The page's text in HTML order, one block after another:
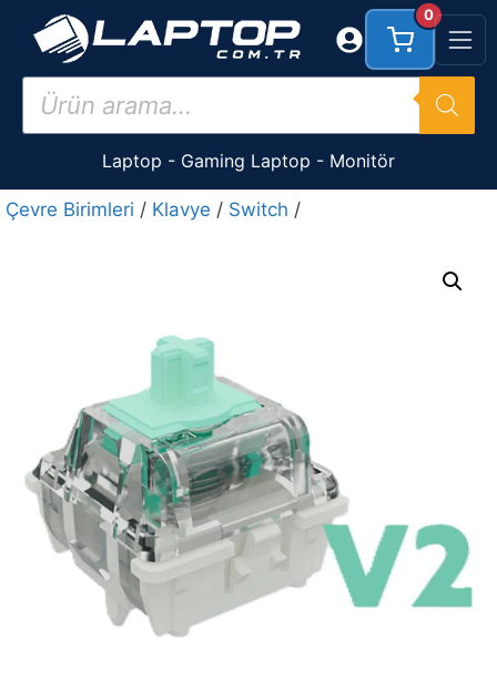
İçeriğe
Products
search
Laptop - Gaming Laptop - Monitör
0
Çevre Birimleri / Klavye / Switch /